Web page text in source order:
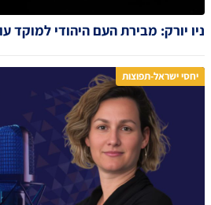
ניו יורק: מבירת העם היהודי למוקד
יחסי ישראל-תפוצות